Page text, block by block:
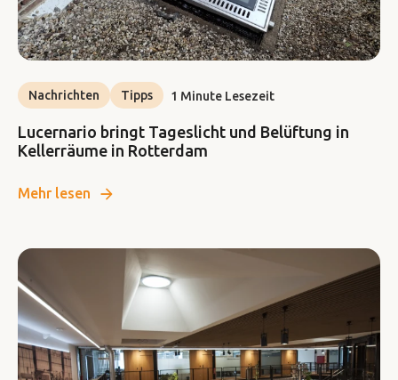
Nachrichten Tipps 1 Minute Lesezeit
Lucernario bringt Tageslicht und Belüftung in
Kellerräume in Rotterdam
Mehr lesen